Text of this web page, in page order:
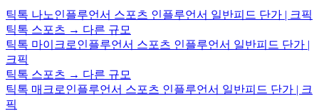
틱톡 나노인플루언서 스포츠 인플루언서 일반피드 단가 | 크픽
틱톡 스포츠 → 다른 규모
틱톡 마이크로인플루언서 스포츠 인플루언서 일반피드 단가 |
크픽
틱톡 스포츠 → 다른 규모
틱톡 매크로인플루언서 스포츠 인플루언서 일반피드 단가 | 크
픽